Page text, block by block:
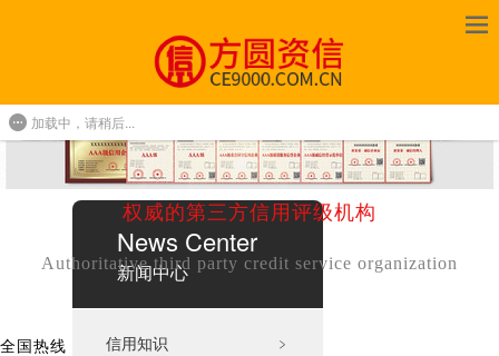
权威的第三方信用评级机构
Authoritative third party credit service organization
全国热线
News Center
新闻中心
信用知识 ﹥
加载中，请稍后...